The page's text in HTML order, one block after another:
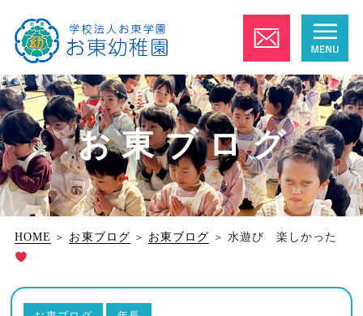
お東ブログ
HOME ＞ お東ブログ ＞ お東ブログ ＞ 水遊び 楽しかった